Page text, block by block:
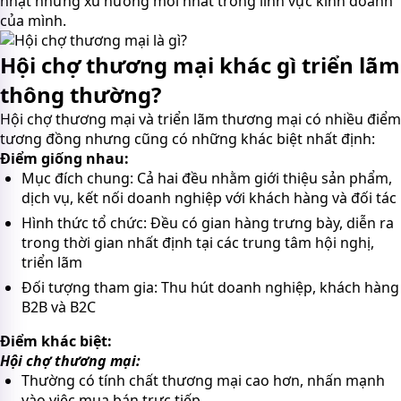
của mình.
Hội chợ thương mại khác gì triển lãm
thông thường?
Hội chợ thương mại và triển lãm thương mại có nhiều điểm
tương đồng nhưng cũng có những khác biệt nhất định:
Điểm giống nhau:
Mục đích chung: Cả hai đều nhằm giới thiệu sản phẩm,
dịch vụ, kết nối doanh nghiệp với khách hàng và đối tác
Hình thức tổ chức: Đều có gian hàng trưng bày, diễn ra
trong thời gian nhất định tại các trung tâm hội nghị,
triển lãm
Đối tượng tham gia: Thu hút doanh nghiệp, khách hàng
B2B và B2C
Điểm khác biệt:
Hội chợ thương mại:
Thường có tính chất thương mại cao hơn, nhấn mạnh